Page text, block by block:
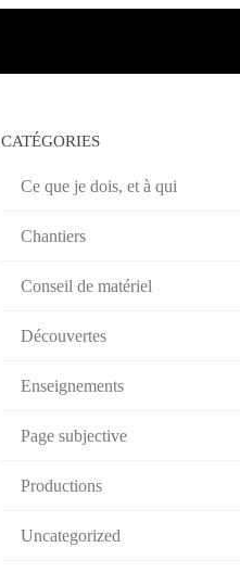
CATÉGORIES
Ce que je dois, et à qui
Chantiers
Conseil de matériel
Découvertes
Enseignements
Page subjective
Productions
Uncategorized